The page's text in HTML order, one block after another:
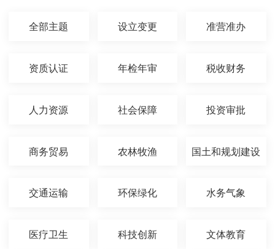
全部主题 设立变更 准营准办
资质认证 年检年审 税收财务
人力资源 社会保障 投资审批
商务贸易 农林牧渔 国土和规划建设
交通运输 环保绿化 水务气象
医疗卫生 科技创新 文体教育